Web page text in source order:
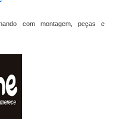
com montagem, peças e